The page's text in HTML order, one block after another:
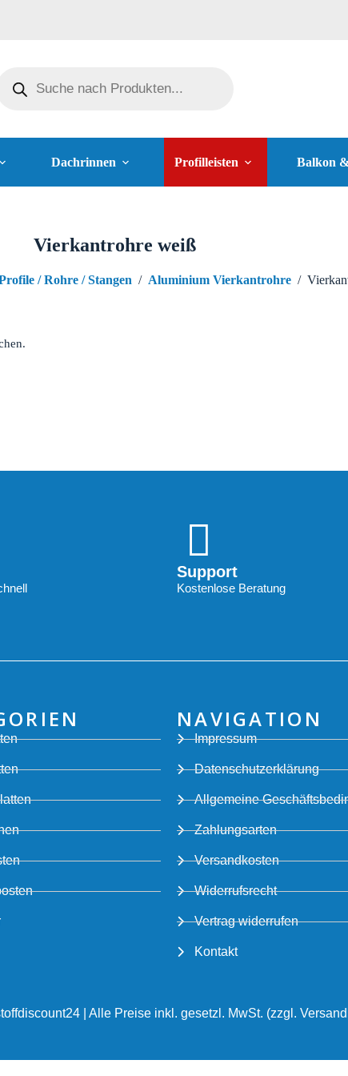
Dachrinnen Profilleisten Balkon
Vierkantrohre weiß
/ Rohre / Stangen / Aluminium Vierkantrohre /
Support
Kostenlose Beratung
NAVIGATION
Impressum
Datenschutzerklärung
Allgemeine
Zahlungsarten
Versandkosten
Widerrufsrecht
Vertrag widerrufen
Kontakt
| Alle Preise inkl. gesetzl. MwSt. (zzgl.